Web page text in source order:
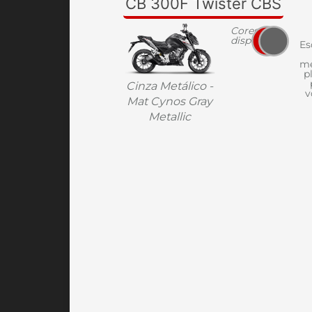
Cinza Metálico -
Mat Cynos Gray
Metallic
Cores
disponíveis